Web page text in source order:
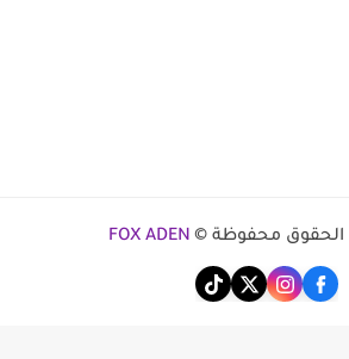
محفوظة © FOX ADEN